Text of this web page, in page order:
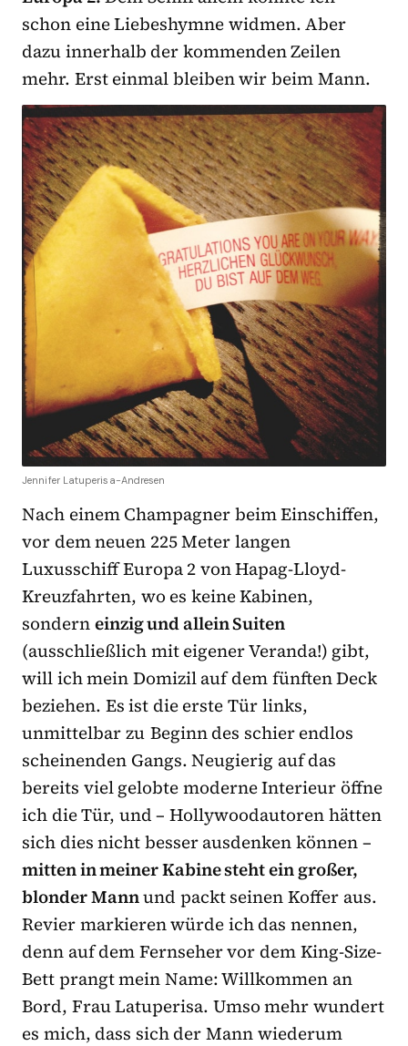
schon eine Liebeshymne widmen. Aber
dazu innerhalb der kommenden Zeilen
mehr. Erst einmal bleiben wir beim Mann.
Jennifer Latuperisa-Andresen
Nach einem Champagner beim Einschiffen,
vor dem neuen 225 Meter langen
Luxusschiff Europa 2 von Hapag-Lloyd-
Kreuzfahrten, wo es keine Kabinen,
sonderneinzig und allein Suiten
(ausschließlich mit eigener Veranda!) gibt,
will ich mein Domizil auf dem fünften Deck
beziehen. Es ist die erste Tür links,
unmittelbar zu Beginn des schier endlos
scheinenden Gangs. Neugierig auf das
bereits viel gelobte moderne Interieur öffne
ich die Tür, und – Hollywoodautoren hätten
sich dies nicht besser ausdenken können –
mitten in meiner Kabine steht ein großer,
blonder Mannund packt seinen Koffer aus.
Revier markieren würde ich das nennen,
denn auf dem Fernseher vor dem King-Size-
Bett prangt mein Name: Willkommen an
Bord, Frau Latuperisa. Umso mehr wundert
es mich, dass sich der Mann wiederum